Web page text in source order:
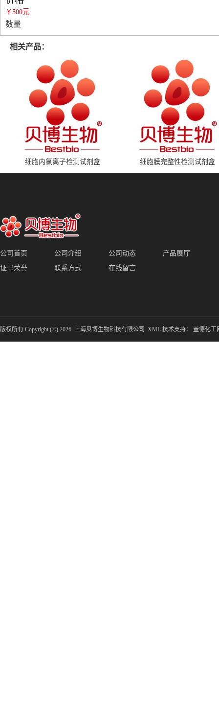
￥500元
数量
相关产品：
细胞内氯离子检测试剂盒 细胞膜完整性检测试剂盒
公司首页 公司介绍 公司动态
产品展厅
证书荣誉
联系方式 在线留言
版权所有 Copyright (©) 2026 上海贝博生物科技有限公司 XML 技术支持： 盖德化工